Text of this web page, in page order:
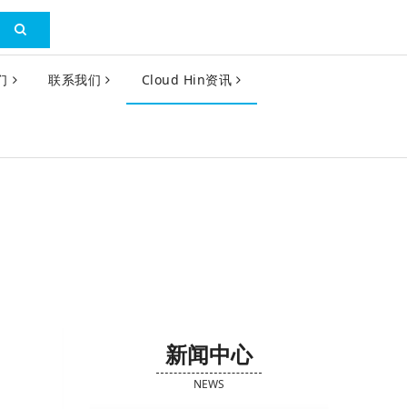
联系我们 Cloud Hin资讯
新闻中心
NEWS